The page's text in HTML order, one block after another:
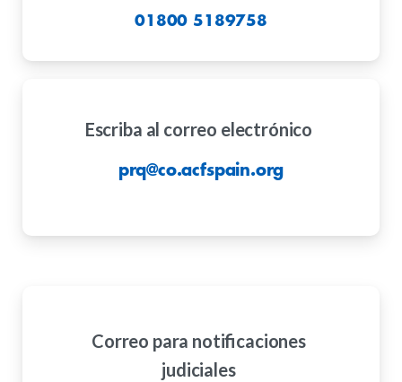
01800 5189758
Escriba al correo electrónico
prq@co.acfspain.org
Correo para notificaciones
judiciales